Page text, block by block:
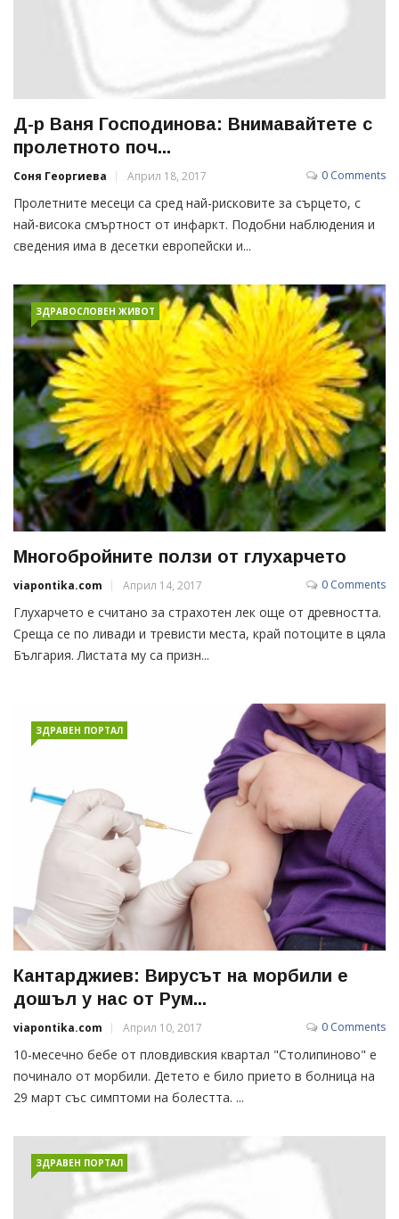
Д-р Ваня Господинова: Внимавайтете с
пролетното поч...
Соня Георгиева Април 18, 2017 0 Comments
Пролетните месеци са сред най-рисковите за сърцето, с
най-висока смъртност от инфаркт. Подобни наблюдения и
сведения има в десетки европейски и...
ЗДРАВОСЛОВЕН ЖИВОТ
Многобройните ползи от глухарчето
viapontika.com Април 14, 2017 0 Comments
Глухарчето е считано за страхотен лек още от древността.
Среща се по ливади и тревисти места, край потоците в цяла
България. Листата му са призн...
ЗДРАВЕН ПОРТАЛ
Кантарджиев: Вирусът на морбили е
дошъл у нас от Рум...
viapontika.com Април 10, 2017 0 Comments
10-месечно бебе от пловдивския квартал "Столипиново" е
починало от морбили. Детето е било прието в болница на
29 март със симптоми на болестта. ...
ЗДРАВЕН ПОРТАЛ